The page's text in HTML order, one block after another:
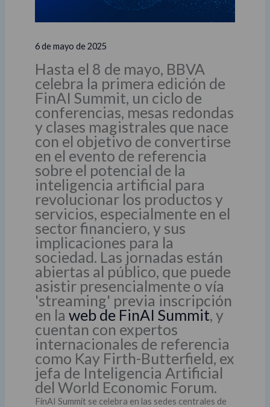
6 de mayo de 2025
Hasta el 8 de mayo, BBVA
celebra la primera edición de
FinAI Summit, un ciclo de
conferencias, mesas redondas
y clases magistrales que nace
con el objetivo de convertirse
en el evento de referencia
sobre el potencial de la
inteligencia artificial para
revolucionar los productos y
servicios, especialmente en el
sector financiero, y sus
implicaciones para la
sociedad. Las jornadas están
abiertas al público, que puede
asistir presencialmente o vía
'streaming' previa inscripción
en la web de FinAI Summit, y
cuentan con expertos
internacionales de referencia
como Kay Firth-Butterfield, ex
jefa de Inteligencia Artificial
del World Economic Forum.
FinAI Summit se celebra en las sedes centrales de